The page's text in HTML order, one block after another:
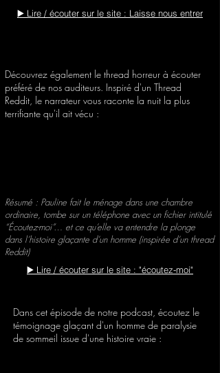
▶️ Lire / écouter sur le site : Laisse nous entrer
Découvrez également le thread horreur à écouter
préféré de nos auditeurs. Inspiré d'un Thread
Reddit, le narrateur vous raconte la nuit la plus
terrifiante qu'il ait vécu :
Résumé : Pauline fait le ménage dans une chambre
ordinaire, tombe sur un téléphone avec un fichier intitulé
“Écoutez-moi”… et ce qu’elle va entendre la plonge
dans l’histoire glaçante d’un homme (inspirée d’un thread
Reddit)
▶️ Lire / écouter sur le site : "écoutez-moi"
Dans cet épisode de notre podcast, écoutez le
témoignage glaçant d'un homme de paralysie
de sommeil issue d'une histoire vraie :